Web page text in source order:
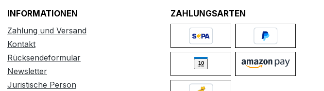
INFORMATIONEN
Zahlung und Versand
Kontakt
Rücksendeformular
Newsletter
Juristische Person
ZAHLUNGSARTEN